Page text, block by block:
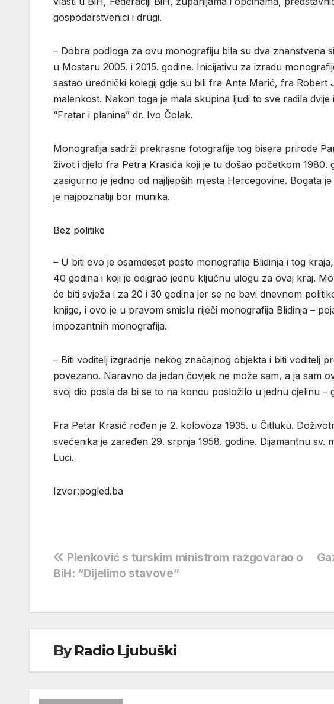
gospodarstvenici i drugi.
– Dobra podloga za ovu monografiju bila su dva znanstvena
u Mostaru 2005. i 2015. godine. Inicijativu za izradu
sastao urednički kolegij gdje su bili fra Ante Marić, fra
malenkost. Nakon toga je mala skupina ljudi to sve radila
“Fratar i planina” dr. Ivo Čolak.
Monografija sadrži prekrasne fotografije tog bisera prirode
život i djelo fra Petra Krasića koji je tu došao početkom
zasigurno je jedno od najljepših mjesta Hercegovine. Bogata
je najpoznatiji bor munika.
Bez politike
– U biti ovo je osamdeset posto monografija Blidinja i tog
40 godina i koji je odigrao jednu ključnu ulogu za ovaj kraj.
će biti svježa i za 20 i 30 godina jer se ne bavi dnevnom
knjige, i ovo je u pravom smislu riječi monografija Blidinja –
impozantnih monografija.
– Biti voditelj izgradnje nekog značajnog objekta i biti voditelj
povezano. Naravno da jedan čovjek ne može sam, a ja sam
svoj dio posla da bi se to na koncu posložilo u jednu cjelinu
Fra Petar Krasić rođen je 2. kolovoza 1935. u Čitluku.
svećenika je zaređen 29. srpnja 1958. godine. Dijamantnu
Luci.
Izvor:pogled.ba
Navigacija
objava
Plenković s turskim ministrom razgovarao o
BiH: “Dijelimo stavove”
ByRadio Ljubuški